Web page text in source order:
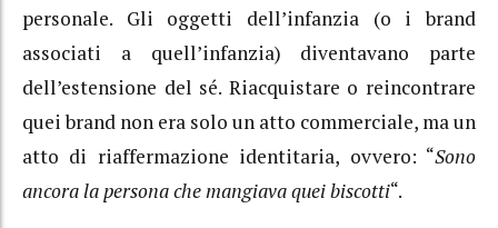
personale. Gli oggetti dell’infanzia (o i brand
associati a quell’infanzia) diventavano parte
dell’estensione del sé. Riacquistare o reincontrare
quei brand non era solo un atto commerciale, ma un
atto di riaffermazione identitaria, ovvero: “Sono
ancora la persona che mangiava quei biscotti“.